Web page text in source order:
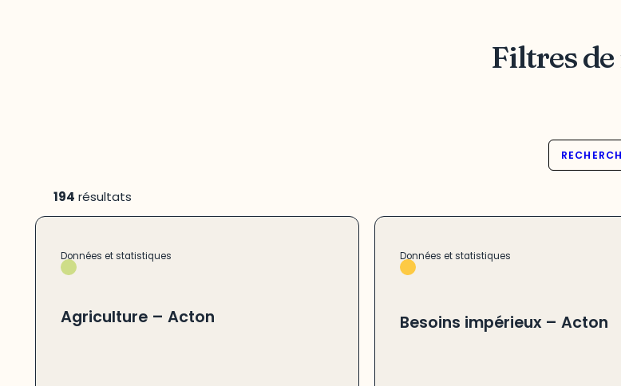
Filtres
194 résultats
Données et statistiques
Agriculture – Acton
Données et statistiques
Besoins impérieux – Acton